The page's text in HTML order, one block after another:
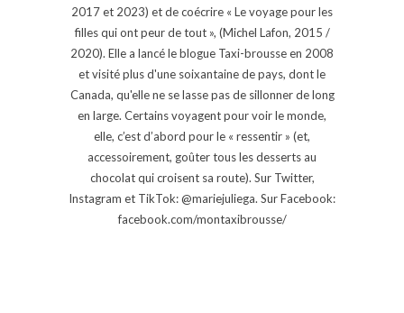
2017 et 2023) et de coécrire « Le voyage pour les
filles qui ont peur de tout », (Michel Lafon, 2015 /
2020). Elle a lancé le blogue Taxi-brousse en 2008
et visité plus d'une soixantaine de pays, dont le
Canada, qu'elle ne se lasse pas de sillonner de long
en large. Certains voyagent pour voir le monde,
elle, c’est d’abord pour le « ressentir » (et,
accessoirement, goûter tous les desserts au
chocolat qui croisent sa route). Sur Twitter,
Instagram et TikTok: @mariejuliega. Sur Facebook:
facebook.com/montaxibrousse/